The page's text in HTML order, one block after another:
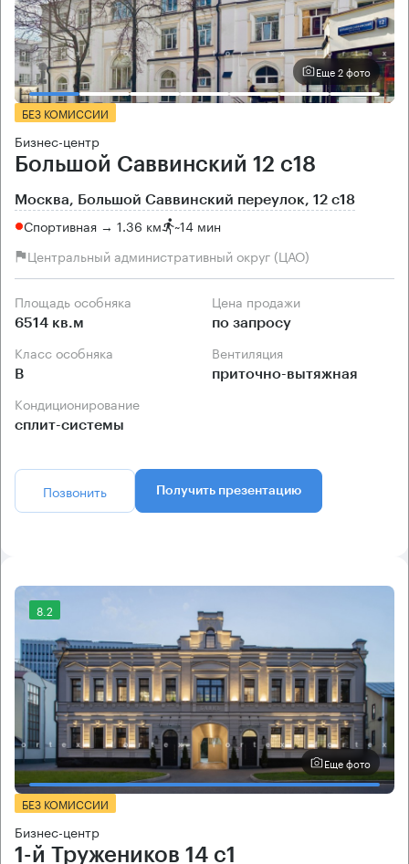
Еще 2 фото
БЕЗ КОМИССИИ
Бизнес-центр
Большой Саввинский 12 с18
Москва, Большой Саввинский переулок, 12 с18
Спортивная → 1.36 км ~14 мин
Центральный административный округ (ЦАО)
Площадь особняка
6514 кв.м
Цена продажи
по запросу
Класс особняка
B
Вентиляция
приточно-вытяжная
Кондиционирование
сплит-системы
Позвонить Получить презентацию
8.2
Еще фото
БЕЗ КОМИССИИ
Бизнес-центр
1-й Тружеников 14 с1